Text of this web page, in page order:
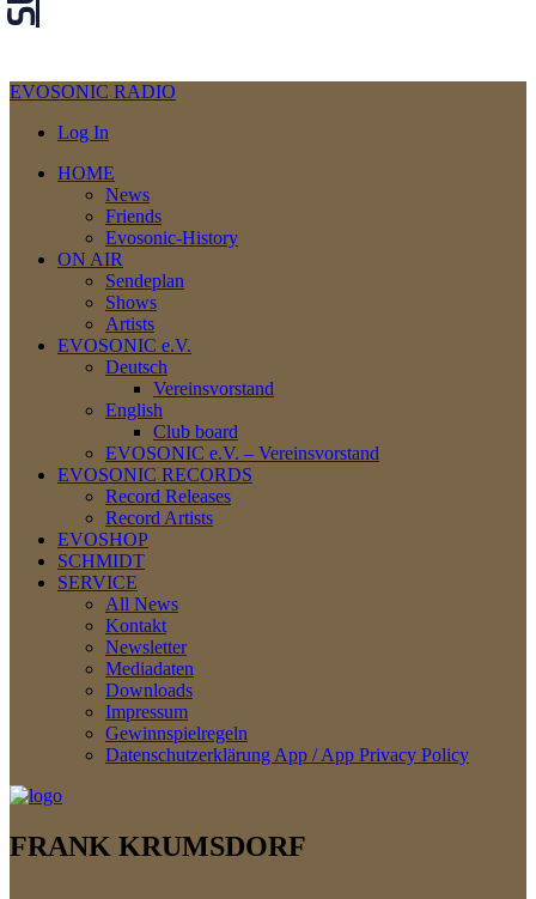
EVOSONIC RADIO
Log In
HOME
News
Friends
Evosonic-History
ON AIR
Sendeplan
Shows
Artists
EVOSONIC e.V.
Deutsch
Vereinsvorstand
English
Club board
EVOSONIC e.V. ‒ Vereinsvorstand
EVOSONIC RECORDS
Record Releases
Record Artists
EVOSHOP
SCHMIDT
SERVICE
All News
Kontakt
Newsletter
Mediadaten
Downloads
Impressum
Gewinnspielregeln
Datenschutzerklärung App / App Privacy Policy
FRANK KRUMSDORF